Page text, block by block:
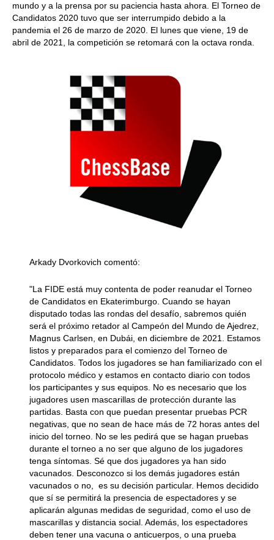
mundo y a la prensa por su paciencia hasta ahora. El Torneo de
Candidatos 2020 tuvo que ser interrumpido debido a la
pandemia el 26 de marzo de 2020. El lunes que viene, 19 de
abril de 2021, la competición se retomará con la octava ronda.
Arkady Dvorkovich comentó:
"La FIDE está muy contenta de poder reanudar el Torneo
de Candidatos en Ekaterimburgo. Cuando se hayan
disputado todas las rondas del desafío, sabremos quién
será el próximo retador al Campeón del Mundo de Ajedrez,
Magnus Carlsen, en Dubái, en diciembre de 2021. Estamos
listos y preparados para el comienzo del Torneo de
Candidatos. Todos los jugadores se han familiarizado con el
protocolo médico y estamos en contacto diario con todos
los participantes y sus equipos. No es necesario que los
jugadores usen mascarillas de protección durante las
partidas. Basta con que puedan presentar pruebas PCR
negativas, que no sean de hace más de 72 horas antes del
inicio del torneo. No se les pedirá que se hagan pruebas
durante el torneo a no ser que alguno de los jugadores
tenga síntomas. Sé que dos jugadores ya han sido
vacunados. Desconozco si los demás jugadores están
vacunados o no, es su decisión particular. Hemos decidido
que sí se permitirá la presencia de espectadores y se
aplicarán algunas medidas de seguridad, como el uso de
mascarillas y distancia social. Además, los espectadores
deben tener una vacuna o anticuerpos, o una prueba